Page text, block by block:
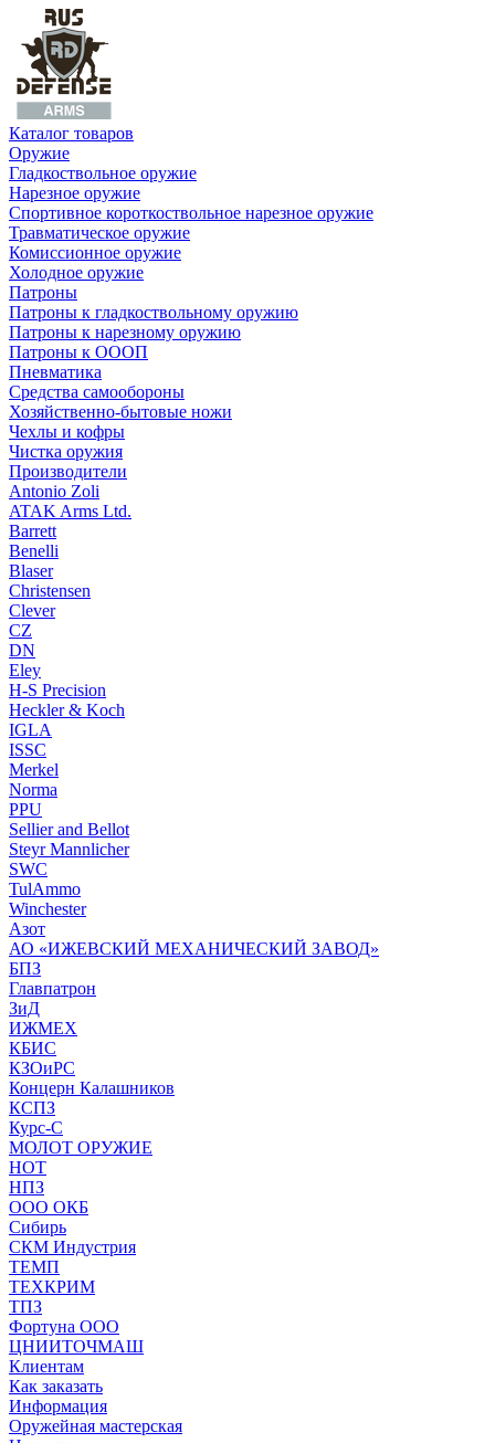
Каталог товаров
Оружие
Гладкоствольное оружие
Нарезное оружие
Спортивное короткоствольное нарезное оружие
Травматическое оружие
Комиссионное оружие
Холодное оружие
Патроны
Патроны к гладкоствольному оружию
Патроны к нарезному оружию
Патроны к ОООП
Пневматика
Средства самообороны
Хозяйственно-бытовые ножи
Чехлы и кофры
Чистка оружия
Производители
Antonio Zoli
ATAK Arms Ltd.
Barrett
Benelli
Blaser
Christensen
Clever
CZ
DN
Eley
H-S Precision
Heckler & Koch
IGLA
ISSC
Merkel
Norma
PPU
Sellier and Bellot
Steyr Mannlicher
SWC
TulAmmo
Winchester
Азот
АО «ИЖЕВСКИЙ МЕХАНИЧЕСКИЙ ЗАВОД»
БПЗ
Главпатрон
ЗиД
ИЖМЕХ
КБИС
КЗОиРС
Концерн Калашников
КСПЗ
Курс-С
МОЛОТ ОРУЖИЕ
НОТ
НПЗ
ООО ОКБ
Сибирь
СКМ Индустрия
ТЕМП
ТЕХКРИМ
ТПЗ
Фортуна ООО
ЦНИИТОЧМАШ
Клиентам
Как заказать
Информация
Оружейная мастерская